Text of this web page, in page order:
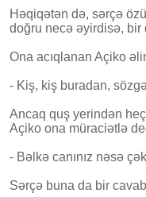
Həqiqətən də, sərçə
doğru necə əyirdisə, bir
Ona acıqlanan Açiko
- Kiş, kiş buradan,
Ancaq quş yerindən heç
Açiko ona müraciətlə
- Bəlkə canınız nəsə
Sərçə buna da bir